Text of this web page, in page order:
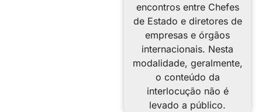
encontros entre Chefes
de Estado e diretores de
empresas e órgãos
internacionais. Nesta
modalidade, geralmente,
o conteúdo da
interlocução não é
levado a público.